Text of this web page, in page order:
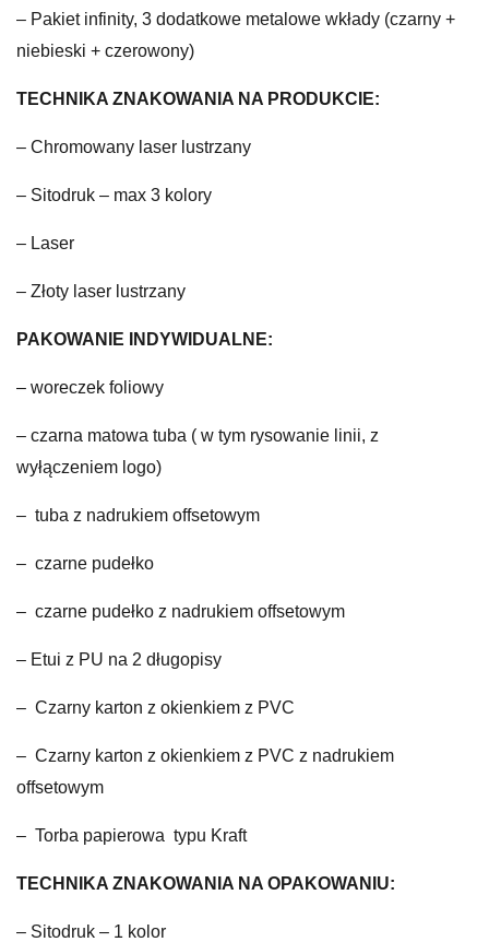
– Pakiet infinity, 3 dodatkowe metalowe wkłady (czarny +
niebieski + czerowony)
TECHNIKA ZNAKOWANIA NA PRODUKCIE:
– Chromowany laser lustrzany
– Sitodruk – max 3 kolory
– Laser
– Złoty laser lustrzany
PAKOWANIE INDYWIDUALNE:
– woreczek foliowy
– czarna matowa tuba ( w tym rysowanie linii, z
wyłączeniem logo)
– tuba z nadrukiem offsetowym
– czarne pudełko
– czarne pudełko z nadrukiem offsetowym
– Etui z PU na 2 długopisy
– Czarny karton z okienkiem z PVC
– Czarny karton z okienkiem z PVC z nadrukiem
offsetowym
– Torba papierowa typu Kraft
TECHNIKA ZNAKOWANIA NA OPAKOWANIU:
– Sitodruk – 1 kolor